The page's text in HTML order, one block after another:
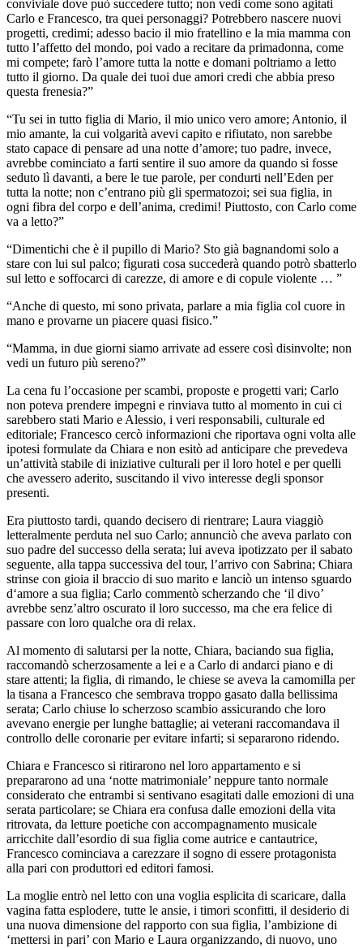
conviviale dove può succedere tutto; non vedi come sono agitati
Carlo e Francesco, tra quei personaggi? Potrebbero nascere nuovi
progetti, credimi; adesso bacio il mio fratellino e la mia mamma con
tutto l’affetto del mondo, poi vado a recitare da primadonna, come
mi compete; farò l’amore tutta la notte e domani poltriamo a letto
tutto il giorno. Da quale dei tuoi due amori credi che abbia preso
questa frenesia?”
“Tu sei in tutto figlia di Mario, il mio unico vero amore; Antonio, il
mio amante, la cui volgarità avevi capito e rifiutato, non sarebbe
stato capace di pensare ad una notte d’amore; tuo padre, invece,
avrebbe cominciato a farti sentire il suo amore da quando si fosse
seduto lì davanti, a bere le tue parole, per condurti nell’Eden per
tutta la notte; non c’entrano più gli spermatozoi; sei sua figlia, in
ogni fibra del corpo e dell’anima, credimi! Piuttosto, con Carlo come
va a letto?”
“Dimentichi che è il pupillo di Mario? Sto già bagnandomi solo a
stare con lui sul palco; figurati cosa succederà quando potrò sbatterlo
sul letto e soffocarci di carezze, di amore e di copule violente … ”
“Anche di questo, mi sono privata, parlare a mia figlia col cuore in
mano e provarne un piacere quasi fisico.”
“Mamma, in due giorni siamo arrivate ad essere così disinvolte; non
vedi un futuro più sereno?”
La cena fu l’occasione per scambi, proposte e progetti vari; Carlo
non poteva prendere impegni e rinviava tutto al momento in cui ci
sarebbero stati Mario e Alessio, i veri responsabili, culturale ed
editoriale; Francesco cercò informazioni che riportava ogni volta alle
ipotesi formulate da Chiara e non esitò ad anticipare che prevedeva
un’attività stabile di iniziative culturali per il loro hotel e per quelli
che avessero aderito, suscitando il vivo interesse degli sponsor
presenti.
Era piuttosto tardi, quando decisero di rientrare; Laura viaggiò
letteralmente perduta nel suo Carlo; annunciò che aveva parlato con
suo padre del successo della serata; lui aveva ipotizzato per il sabato
seguente, alla tappa successiva del tour, l’arrivo con Sabrina; Chiara
strinse con gioia il braccio di suo marito e lanciò un intenso sguardo
d‘amore a sua figlia; Carlo commentò scherzando che ‘il divo’
avrebbe senz’altro oscurato il loro successo, ma che era felice di
passare con loro qualche ora di relax.
Al momento di salutarsi per la notte, Chiara, baciando sua figlia,
raccomandò scherzosamente a lei e a Carlo di andarci piano e di
stare attenti; la figlia, di rimando, le chiese se aveva la camomilla per
la tisana a Francesco che sembrava troppo gasato dalla bellissima
serata; Carlo chiuse lo scherzoso scambio assicurando che loro
avevano energie per lunghe battaglie; ai veterani raccomandava il
controllo delle coronarie per evitare infarti; si separarono ridendo.
Chiara e Francesco si ritirarono nel loro appartamento e si
prepararono ad una ‘notte matrimoniale’ neppure tanto normale
considerato che entrambi si sentivano esagitati dalle emozioni di una
serata particolare; se Chiara era confusa dalle emozioni della vita
ritrovata, da letture poetiche con accompagnamento musicale
arricchite dall’esordio di sua figlia come autrice e cantautrice,
Francesco cominciava a carezzare il sogno di essere protagonista
alla pari con produttori ed editori famosi.
La moglie entrò nel letto con una voglia esplicita di scaricare, dalla
vagina fatta esplodere, tutte le ansie, i timori sconfitti, il desiderio di
una nuova dimensione del rapporto con sua figlia, l’ambizione di
‘mettersi in pari’ con Mario e Laura organizzando, di nuovo, uno